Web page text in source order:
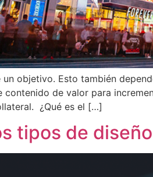
objetivo. Esto también
de valor para
¿Qué es el […]
tipos de